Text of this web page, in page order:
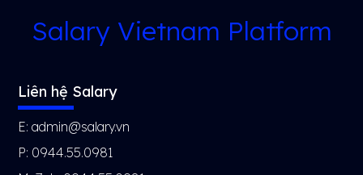
Salary Vietnam Platform
Liên hệ Salary
E: admin@salary.vn
P: 0944.55.0981